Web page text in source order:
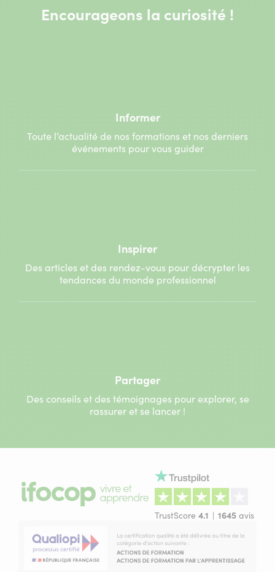
Encourageons la curiosité !
Informer
Toute l’actualité de nos formations et nos derniers
événements pour vous guider
Inspirer
Des articles et des rendez-vous pour décrypter les
tendances du monde professionnel
Partager
Des conseils et des témoignages pour explorer, se
rassurer et se lancer !
TrustScore 4.1 1645 avis